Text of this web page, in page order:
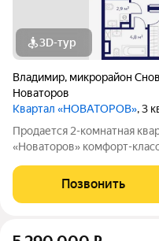
3D-тур
Владимир, микрорайон
Новаторов
Квартал «НОВАТОРОВ», 3
Продается 2-комнатная
«Новаторов» комфорт-
в комнатах и коридоре,
Обязательное остекление
Позвонить